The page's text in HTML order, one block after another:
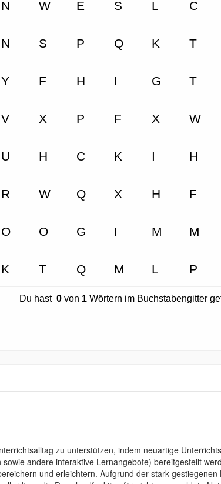
zu unterstützen, indem neuartige
andere interaktive Lernangebote) bereitgestellt
und erleichtern. Aufgrund der stark gestiegenen